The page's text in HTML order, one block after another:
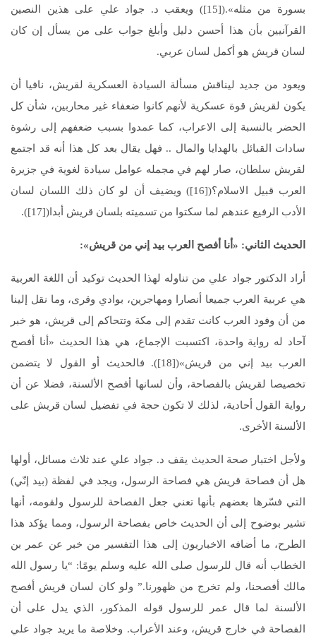
بسورة من مثله».([15]) ويعقب د. جواد علي على هذين النصين
القرآنيين بأن هذا أحسن دليل وأبلغ جواب على من يسأل إن كان
لسان قريش هو أكمل لسان عربي.
ويعود من جديد ليناقش مسألة السيادة العسكرية لقريش، نافيا أن
يكون لقريش قوة عسكرية لأنهم كانوا ضعفاء غير محاربين، شأن كل
الحضر بالنسبة إلى الاعراب، كما عمدوا بسبب ضعفهم إلى رشوة
سادات القبائل بالهدايا والمال .. فهل يقال بعد كل هذا أنه قد اجتمع
لقريش سلطان، صار لهم في مجمله عوامل سيادة لغوية في جزيرة
العرب قبيل الاسلام؟([16]) ويضيف أن لو كان ذلك اللسان لسان
الأدب الرفيع عندهم لما سكتوا من تسميته بلسان قريش أبدا([17]).
الحديث الثاني: «أنا أفصح العرب بيد إني من قريش»:
أراد الدكتور جواد علي من تناوله لهذا الحديث توكيد أن اللغة العربية
هي عربية العرب جميعا أنصارا ومهاجرين، بوادي وقرى، وما نقل إلينا
من أن وفود العرب كانت تقدم إلى مكة وتتحاكم إلى قريش، هو خبر
آحاد له رواية واحدة، اكتسبت الإجماع، هي هذا الحديث «أنا أفصح
العرب بيد إني من قريش»([18]). فالحديث أو القول لا يتضمن
تخصيصا لقريش بالفصاحة، وأن لسانها أفصح الألسنة، فضلا عن أن
رواية القول أحادية، لذلك لا تكون حجة في تفضيل لسان قريش على
الألسنة الأخرى.
ولأجل اختبار صحة الحديث يقف د. جواد علي عند ثلاث مسائل، أولها
هل أن فصاحة قريش هي فصاحة الرسول، ويجد في لفظة (بيد إنّي)
التي فسّرها بعضهم بأنها تعني جعل الفصاحة للرسول ولقومه، أنها
تشير بوضوح إلى أن الحديث خاص بفصاحة الرسول، ومما يؤكد هذا
الطرح، ما أضافه الاخباريون إلى هذا التفسير من خبر عن عمر بن
الخطاب أنه قال للرسول صلى الله عليه وسلم يومًا: “يا رسول الله
مالك أفصحنا، ولم تخرج من ظهورنا.” ولو كان لسان قريش أفصح
الألسنة لما قال عمر للرسول قوله المذكور، الذي يدل على أن
الفصاحة في خارج قريش، وعند الأعراب. وخلاصة ما يريد جواد علي